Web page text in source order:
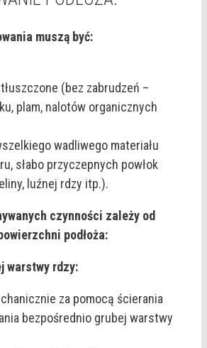
muszą być:
(bez zabrudzeń –
plam, nalotów organicznych
wadliwego materiału
słabo przyczepnych powłok
luźnej rdzy itp.).
czynności zależy od
podłoża:
warstwy rdzy:
za pomocą ścierania
bezpośrednio grubej warstwy